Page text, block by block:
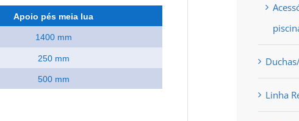
Apoio pés meia lua
1400 mm
250 mm
500 mm
Linha